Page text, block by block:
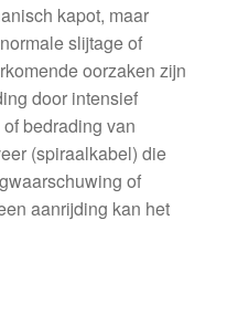
kapot, maar
slijtage of
oorzaken zijn
door intensief
bedrading van
(spiraalkabel) die
of
aanrijding kan het